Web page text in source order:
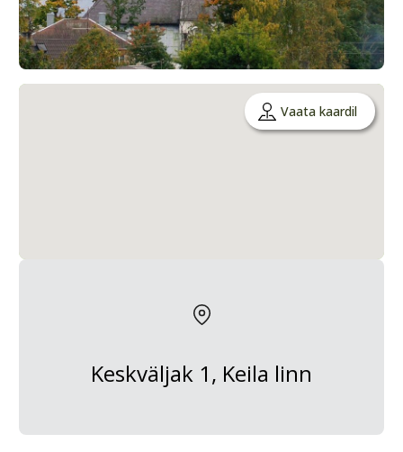
Vaata kaardil
Keskväljak 1, Keila linn